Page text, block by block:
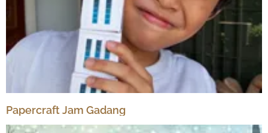
Papercraft Jam Gadang